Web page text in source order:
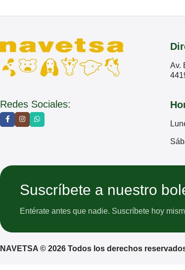
Redes Sociales:
Av.
Suscríbete a nuestro
Entérate antes que nadie. Suscríbete hoy
NAVETSA © 2026 Todos los derechos